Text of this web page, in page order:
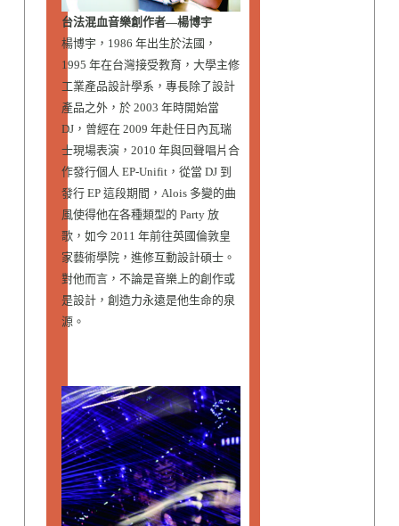
台法混血音樂創作者—楊博宇
楊博宇，1986 年出生於法國，
1995 年在台灣接受教育，大學主修
工業產品設計學系，專長除了設計
產品之外，於 2003 年時開始當
DJ，曾經在 2009 年赴任日內瓦瑞
士現場表演，2010 年與回聲唱片合
作發行個人 EP-Unifit，從當 DJ 到
發行 EP 這段期間，Alois 多變的曲
風使得他在各種類型的 Party 放
歌，如今 2011 年前往英國倫敦皇
家藝術學院，進修互動設計碩士。
對他而言，不論是音樂上的創作或
是設計，創造力永遠是他生命的泉
源。